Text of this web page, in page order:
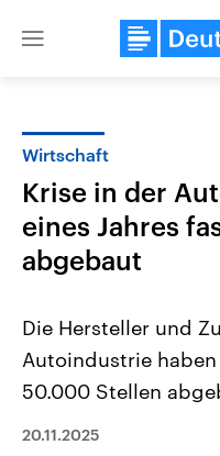
Close
Landtagswahl Sachsen-
2026
Sachsen-Anhalt wählt am
Wirtschaft
Krise in der
eines Jahres
abgebaut
Die Hersteller und
Autoindustrie
50.000 Stellen
20.11.2025